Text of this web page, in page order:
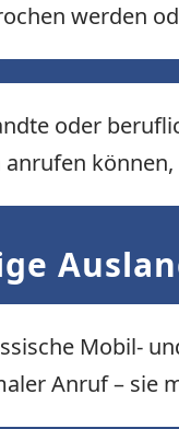
werden
oder
können,
Mobil-
Anruf – sie